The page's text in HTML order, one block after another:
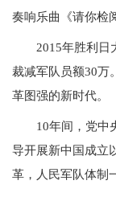
奏响乐曲《请你检
2015年胜利日大
裁减军队员额30万
革图强的新时代。
10年间，党中央
导开展新中国成立
革，人民军队体制